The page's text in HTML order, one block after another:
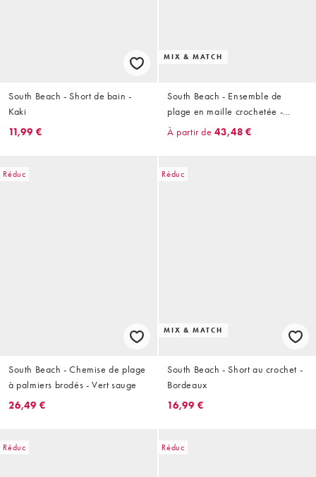
South Beach - Short de bain -
Kaki
11,99 €
MIX & MATCH
South Beach - Ensemble de
plage en maille crochetée -
Bordeaux
À partir de 43,48 €
Réduc
South Beach - Chemise de plage
à palmiers brodés - Vert sauge
26,49 €
Réduc
MIX & MATCH
South Beach - Short au crochet -
Bordeaux
16,99 €
Réduc Réduc